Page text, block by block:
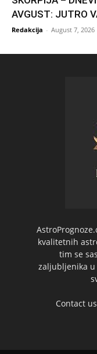
AVGUST: JUTRO
Redakcija - August 7, 2026
kvalitetnih
tim se
zaljubljenika
Contact